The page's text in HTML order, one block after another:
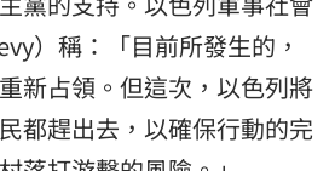
）稱：「目前所發生的，
新占領。但這次，以色列將
都趕出去，以確保行動的完